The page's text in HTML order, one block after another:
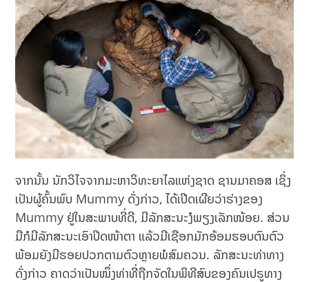
ຈາກນັ້ນ ນັກວິໄຈຈາກມະຫາວິທະຍາໄລແຫ່ງຊາດ ຊານມາຄອສ ເຊິ່ງ
ເປັນຜູ້ຄົ້ນພົບ Mummy ດັ່ງກ່າວ, ໄດ້ເປີດເຜີຍວ່າຮ່າງຂອງ
Mummy ຢູ່ໃນສະພາບທີ່ດີ, ມີລັກສະນະງໍພຽງເລັກໜ້ອຍ. ສ່ວນ
ມືກໍມີລັກສະນະເອົາປິດໜ້າຕາ ແລ້ວມີເຊືອກມັກອ້ອມຮອບຕົນຕົວ
ພ້ອມຍັງມີຮອຍປວກຕາມຕົວຫຼາຍພໍສົມຄວນ. ລັກສະນະທ່າທາງ
ດັ່ງກ່າວ ຄາດວ່າເປັນໜຶ່ງທ່າທີ່ຖືກຈັດໃນພິທີສົບຂອງຄົນເປຣູທາງ